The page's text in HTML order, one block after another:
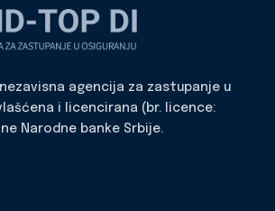
nezavisna agencija za zastupanje u
i licencirana (br. licence:
Narodne banke Srbije.